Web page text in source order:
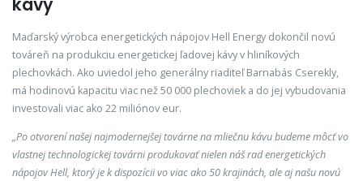
Maďarský výrobca energetických nápojov Hell Energy dokončil novú
továreň na produkciu energetickej ľadovej kávy v hliníkových
plechovkách. Ako uviedol jeho generálny riaditeľ Barnabás Cserekly,
má hodinovú kapacitu viac než 50 000 plechoviek a do jej vybudovania
investovali viac ako 22 miliónov eur.
„Po otvorení našej najmodernejšej továrne na mliečnu kávu budeme môcť vo
vlastnej technologickej továrni produkovať nielen náš rad energetických
nápojov Hell, ktorý je k dispozícii vo viac ako 50 krajinách, ale aj našu novú